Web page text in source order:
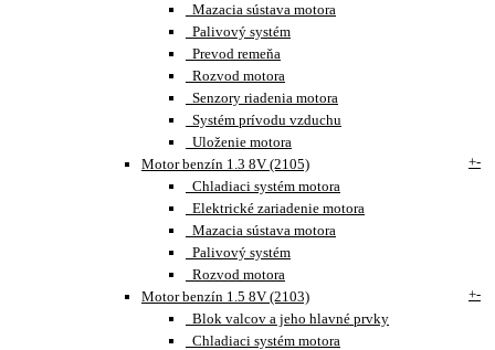
Mazacia sústava motora
Palivový systém
Prevod remeňa
Rozvod motora
Senzory riadenia motora
Systém prívodu vzduchu
Uloženie motora
Motor benzín 1.3 8V (2105)
+-
Chladiaci systém motora
Elektrické zariadenie motora
Mazacia sústava motora
Palivový systém
Rozvod motora
Motor benzín 1.5 8V (2103)
+-
Blok valcov a jeho hlavné prvky
Chladiaci systém motora